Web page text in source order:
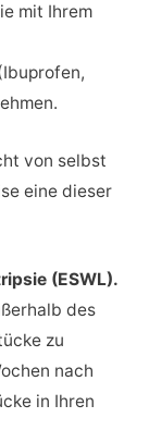
mit Ihrem
von selbst
eine dieser
(ESWL).
des
zu
nach
in Ihren